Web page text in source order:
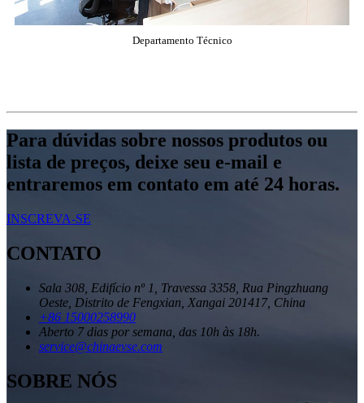
Departamento Técnico
Para dúvidas sobre nossos produtos ou
lista de preços, deixe seu e-mail e
entraremos em contato em até 24 horas.
INSCREVA-SE
CONTATO
Sala 308, Edifício nº 1, Travessa 3358, Rua Pingzhuang
Oeste, Distrito de Fengxian, Xangai 201417, China
+86 15000258990
Aberto 7 dias por semana, das 10h às 18h.
service@chinaevse.com
SOBRE NÓS